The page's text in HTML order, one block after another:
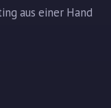
aus einer Hand